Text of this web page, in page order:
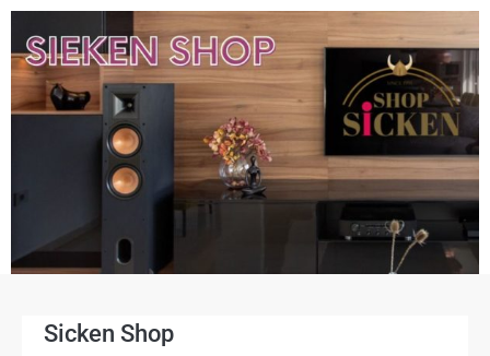
Sicken Shop